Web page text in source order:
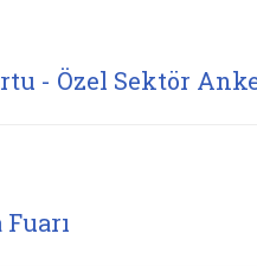
- Özel Sektör